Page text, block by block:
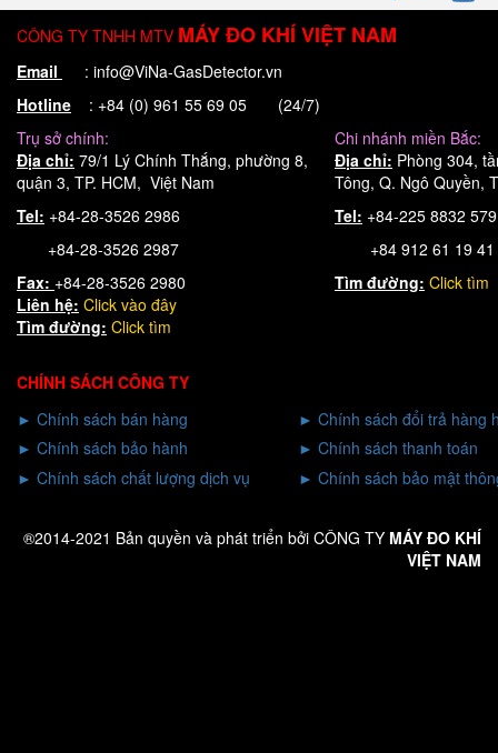
CÔNG TY TNHH MTV MÁY ĐO KHÍ VIỆT NAM
Email
: info@ViNa-GasDetector.vn
Hotline : +84 (0) 961 55 69 05 (24/7)
Trụ sở chính:
Chi nhánh miền Bắc:
Địa chỉ: 79/1 Lý Chính Thắng, phường 8,
quận 3, TP. HCM, Việt Nam
Địa chỉ: Phòng 304,
Tông, Q. Ngô Quyền,
Tel: +84-28-3526 2986
+84-28-3526 2987
Tel: +84-225 8832
+84 912 61 19 41
Fax: +84-28-3526 2980 Tìm đường: Click tìm
Liên hệ: Click vào đây
Tìm đường: Click tìm
CHÍNH SÁCH CÔNG TY
► Chính sách bán hàng ► Chính sách đổi trả hàng
► Chính sách bảo hành ► Chính sách thanh toán
► Chính sách chất lượng dịch vụ ► Chính sách bảo mật
®2014-2021 Bản quyền và phát triển bởi CÔNG TY MÁY ĐO KHÍ
VIỆT NAM